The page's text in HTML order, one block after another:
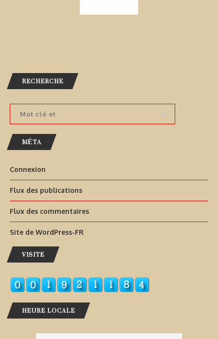
RECHERCHE
MÉTA
Connexion
Flux des publications
Flux des commentaires
Site de WordPress-FR
VISITE
HEURE LOCALE